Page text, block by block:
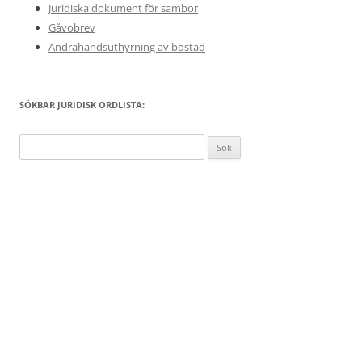
Juridiska dokument för sambor
Gåvobrev
Andrahandsuthyrning av bostad
SÖKBAR JURIDISK ORDLISTA:
efter: